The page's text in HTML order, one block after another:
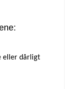
eller dårligt